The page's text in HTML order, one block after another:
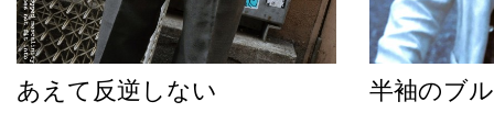
あえて反逆しない 半袖のブ